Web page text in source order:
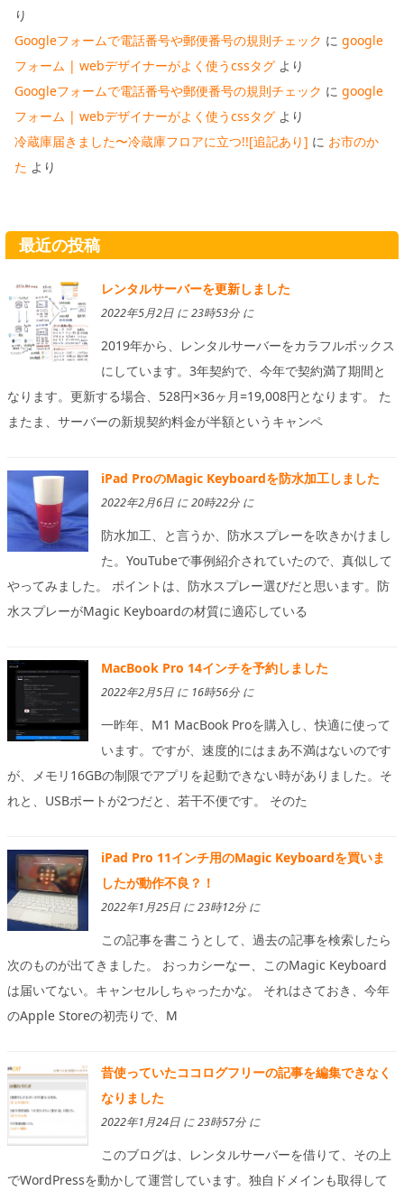
り
Googleフォームで電話番号や郵便番号の規則チェック に google
フォーム | webデザイナーがよく使うcssタグ より
Googleフォームで電話番号や郵便番号の規則チェック に google
フォーム | webデザイナーがよく使うcssタグ より
冷蔵庫届きました〜冷蔵庫フロアに立つ!![追記あり] に お市のか
た より
最近の投稿
レンタルサーバーを更新しました
2022年5月2日 に 23時53分 に
2019年から、レンタルサーバーをカラフルボックス
にしています。3年契約で、今年で契約満了期間と
なります。更新する場合、528円×36ヶ月=19,008円となります。 た
またま、サーバーの新規契約料金が半額というキャンペ
iPad ProのMagic Keyboardを防水加工しました
2022年2月6日 に 20時22分 に
防水加工、と言うか、防水スプレーを吹きかけまし
た。YouTubeで事例紹介されていたので、真似して
やってみました。 ポイントは、防水スプレー選びだと思います。防
水スプレーがMagic Keyboardの材質に適応している
MacBook Pro 14インチを予約しました
2022年2月5日 に 16時56分 に
一昨年、M1 MacBook Proを購入し、快適に使って
います。ですが、速度的にはまあ不満はないのです
が、メモリ16GBの制限でアプリを起動できない時がありました。そ
れと、USBポートが2つだと、若干不便です。 そのた
iPad Pro 11インチ用のMagic Keyboardを買いま
したが動作不良？！
2022年1月25日 に 23時12分 に
この記事を書こうとして、過去の記事を検索したら
次のものが出てきました。 おっカシーなー、このMagic Keyboard
は届いてない。キャンセルしちゃったかな。 それはさておき、今年
のApple Storeの初売りで、M
昔使っていたココログフリーの記事を編集できなく
なりました
2022年1月24日 に 23時57分 に
このブログは、レンタルサーバーを借りて、その上
でWordPressを動かして運営しています。独自ドメインも取得して